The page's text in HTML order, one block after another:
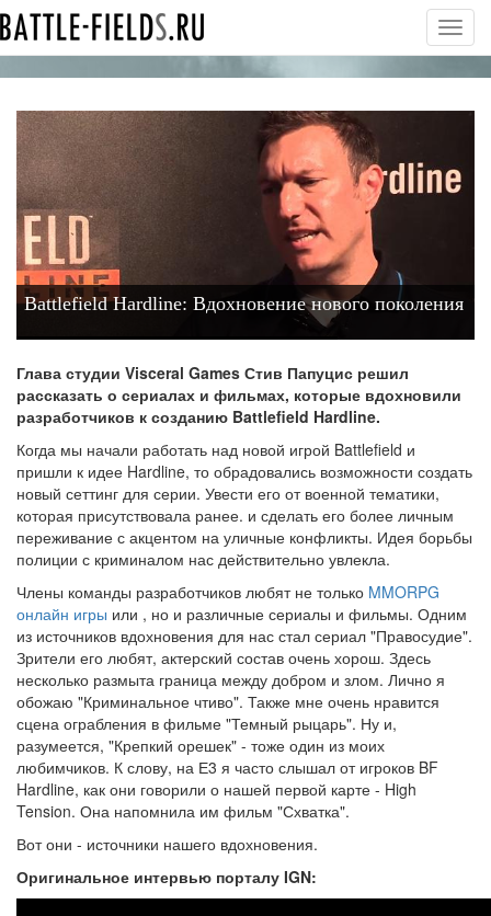
Battlefield Hardline: Вдохновение нового поколения
Глава студии Visceral Games Стив Папуцис решил
рассказать о сериалах и фильмах, которые вдохновили
разработчиков к созданию Battlefield Hardline.
Когда мы начали работать над новой игрой Battlefield и
пришли к идее Hardline, то обрадовались возможности создать
новый сеттинг для серии. Увести его от военной тематики,
которая присутствовала ранее. и сделать его более личным
переживание с акцентом на уличные конфликты. Идея борьбы
полиции с криминалом нас действительно увлекла.
Члены команды разработчиков любят не только MMORPG
онлайн игры или , но и различные сериалы и фильмы. Одним
из источников вдохновения для нас стал сериал "Правосудие".
Зрители его любят, актерский состав очень хорош. Здесь
несколько размыта граница между добром и злом. Лично я
обожаю "Криминальное чтиво". Также мне очень нравится
сцена ограбления в фильме "Темный рыцарь". Ну и,
разумеется, "Крепкий орешек" - тоже один из моих
любимчиков. К слову, на Е3 я часто слышал от игроков BF
Hardline, как они говорили о нашей первой карте - High
Tension. Она напомнила им фильм "Схватка".
Вот они - источники нашего вдохновения.
Оригинальное интервью порталу IGN: